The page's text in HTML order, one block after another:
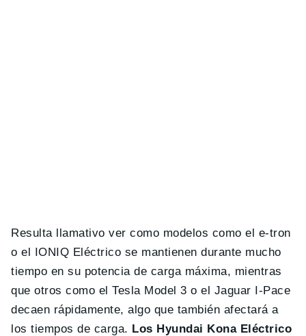
Resulta llamativo ver como modelos como el e-tron
o el IONIQ Eléctrico se mantienen durante mucho
tiempo en su potencia de carga máxima, mientras
que otros como el Tesla Model 3 o el Jaguar I-Pace
decaen rápidamente, algo que también afectará a
los tiempos de carga. Los Hyundai Kona Eléctrico